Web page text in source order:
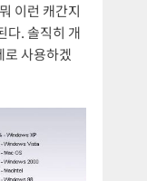
이런 캐간지
다. 솔직히 개
로 사용하겠